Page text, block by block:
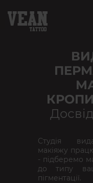
Студія
макіяжу
- підберемо
до типу
пігментації.